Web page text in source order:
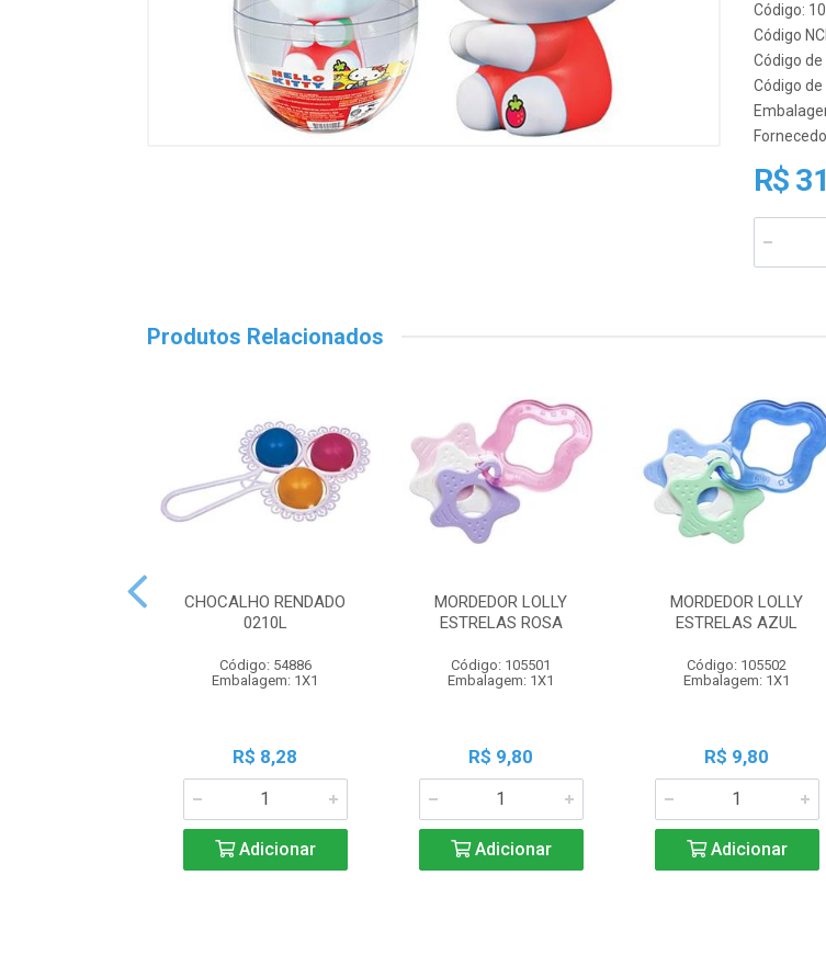
Código:
Código
Código
Código
R$
Produtos Relacionados
CHOCALHO RENDADO
0210L
Código: 54886
Embalagem: 1X1
R$ 8,28
Adicionar
MORDEDOR LOLLY
ESTRELAS ROSA
Código: 105501
Embalagem: 1X1
R$ 9,80
Adicionar
MORDEDOR LOLLY
ESTRELAS AZUL
Código: 105502
Embalagem: 1X1
R$ 9,80
Adicionar